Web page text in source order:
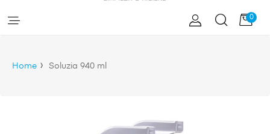
0
Home › Soluzia 940 ml